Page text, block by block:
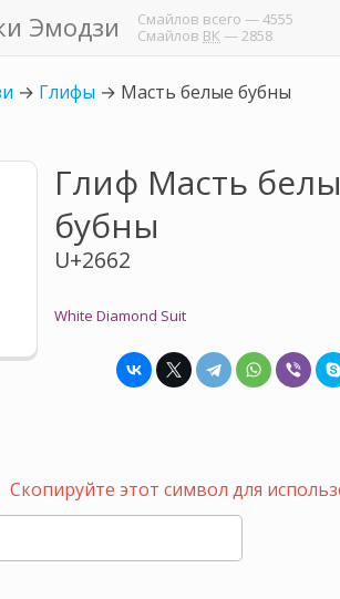
Эмодзи Смайлов всего — 4555
Смайлов ВК — 2858
→ Глифы → Масть белые бубны
Глиф Масть
бубны
U+2662
White Diamond Suit
Скопируйте этот символ для